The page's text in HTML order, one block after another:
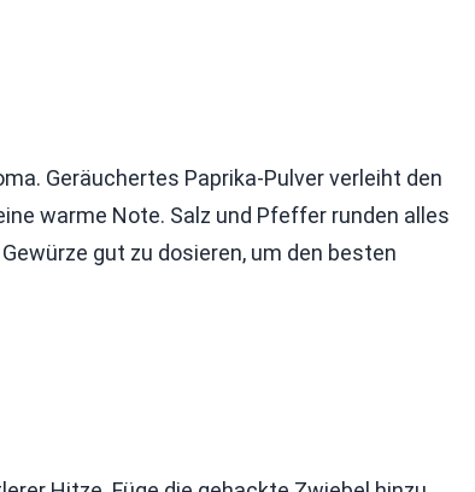
Geräuchertes Paprika-Pulver verleiht den
warme Note. Salz und Pfeffer runden alles
gut zu dosieren, um den besten